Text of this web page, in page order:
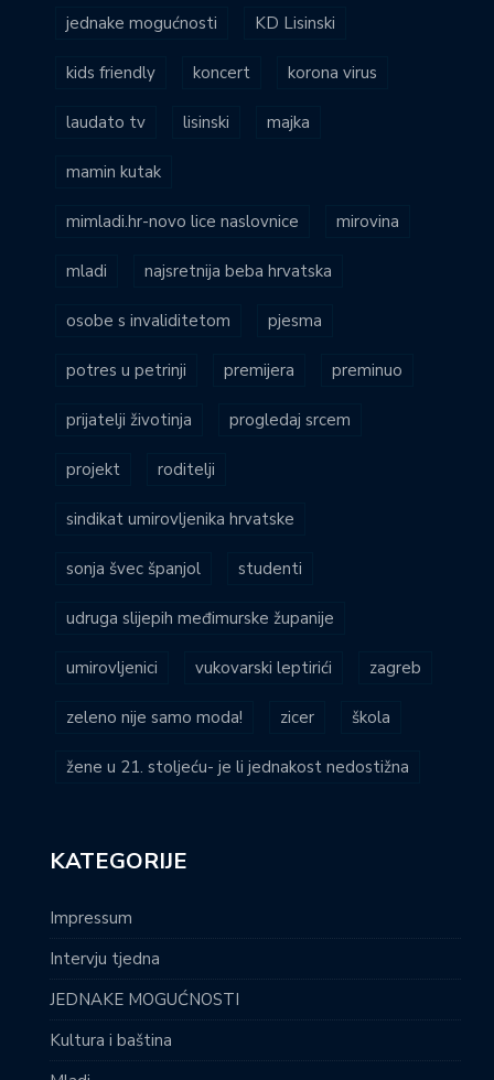
jednake mogućnosti KD Lisinski
kids friendly koncert korona virus
laudato tv lisinski majka
mamin kutak
mimladi.hr-novo lice naslovnice mirovina
mladi najsretnija beba hrvatska
osobe s invaliditetom pjesma
potres u petrinji premijera preminuo
prijatelji životinja progledaj srcem
projekt roditelji
sindikat umirovljenika hrvatske
sonja švec španjol studenti
udruga slijepih međimurske županije
umirovljenici vukovarski leptirići zagreb
zeleno nije samo moda! zicer škola
žene u 21. stoljeću- je li jednakost nedostižna
KATEGORIJE
Impressum
Intervju tjedna
JEDNAKE MOGUĆNOSTI
Kultura i baština